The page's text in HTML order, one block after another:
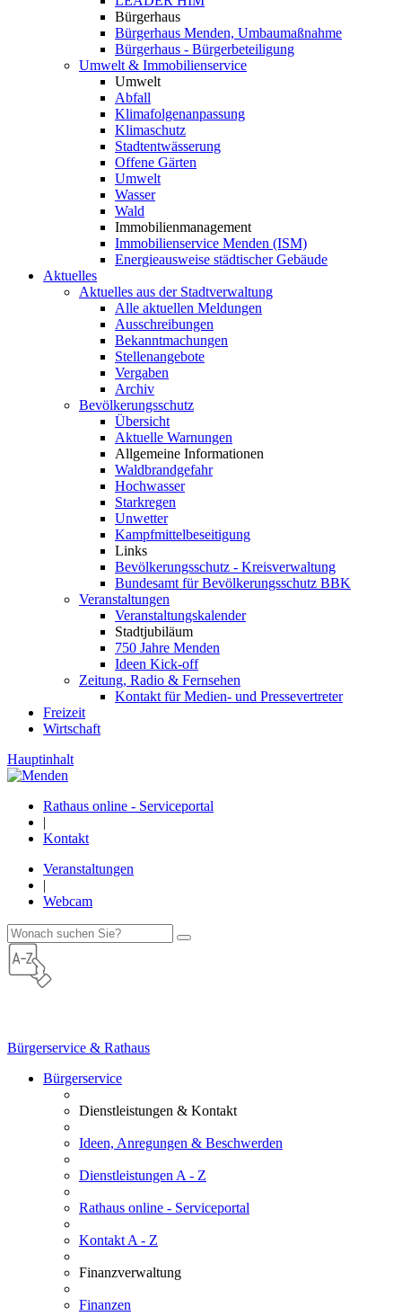
Bürgerhaus
Bürgerhaus Menden, Umbaumaßnahme
Bürgerhaus - Bürgerbeteiligung
Umwelt & Immobilienservice
Umwelt
Abfall
Klimafolgenanpassung
Klimaschutz
Stadtentwässerung
Offene Gärten
Umwelt
Wasser
Wald
Immobilienmanagement
Immobilienservice Menden (ISM)
Energieausweise städtischer Gebäude
Aktuelles
Aktuelles aus der Stadtverwaltung
Alle aktuellen Meldungen
Ausschreibungen
Bekanntmachungen
Stellenangebote
Vergaben
Archiv
Bevölkerungsschutz
Übersicht
Aktuelle Warnungen
Allgemeine Informationen
Waldbrandgefahr
Hochwasser
Starkregen
Unwetter
Kampfmittelbeseitigung
Links
Bevölkerungsschutz - Kreisverwaltung
Bundesamt für Bevölkerungsschutz BBK
Veranstaltungen
Veranstaltungskalender
Stadtjubiläum
750 Jahre Menden
Ideen Kick-off
Zeitung, Radio & Fernsehen
Kontakt für Medien- und Pressevertreter
Freizeit
Wirtschaft
Hauptinhalt
Rathaus online - Serviceportal
|
Kontakt
Veranstaltungen
|
Webcam
Bürgerservice & Rathaus
Bürgerservice
Dienstleistungen & Kontakt
Ideen, Anregungen & Beschwerden
Dienstleistungen A - Z
Rathaus online - Serviceportal
Kontakt A - Z
Finanzverwaltung
Finanzen